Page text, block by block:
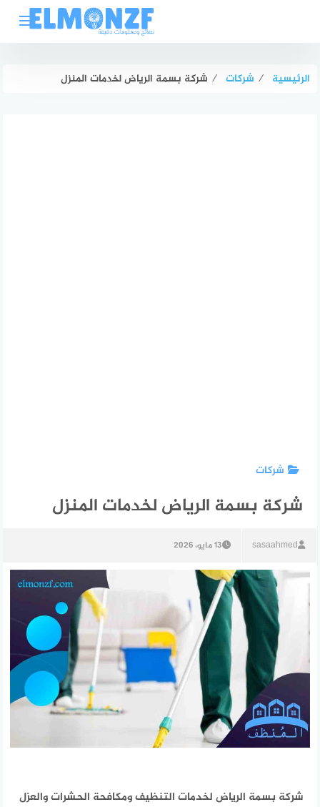
الرئيسية ⁄ شركات ⁄ شركة بسمة الرياض لخدمات المنزل
شركات
شركة بسمة الرياض لخدمات المنزل
sasaahmed 13 مايو، 2026
شركة بسمة الرياض لخدمات التنظيف ومكافحة الحشرات والعزل